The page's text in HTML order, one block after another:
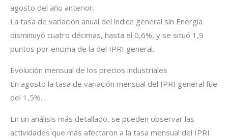
agosto del año anterior.
La tasa de variación anual del índice general sin Energía
disminuyó cuatro décimas, hasta el 0,6%, y se situó 1,9
puntos por encima de la del IPRI general.
Evolución mensual de los precios industriales
En agosto la tasa de variación mensual del IPRI general fue
del 1,5%.
En un análisis más detallado, se pueden observar las
actividades que más afectaron a la tasa mensual del IPRI